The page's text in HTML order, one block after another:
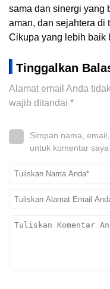
sama dan sinergi yang
aman, dan sejahtera di
Cikupa yang lebih baik
Tinggalkan
Alamat email Anda
wajib ditandai *
Simpan nama,
untuk komentar saya